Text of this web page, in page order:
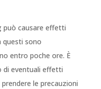
può causare effetti
questi sono
entro poche ore. È
di eventuali effetti
le precauzioni